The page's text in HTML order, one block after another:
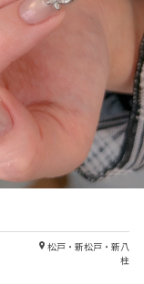
松戸・新松戸・新八
柱